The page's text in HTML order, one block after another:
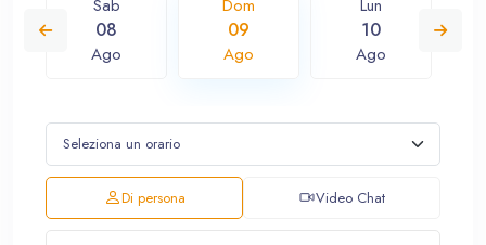
Sab
08
Ago
Dom
09
Ago
Lun
10
Ago
Di persona Video Chat